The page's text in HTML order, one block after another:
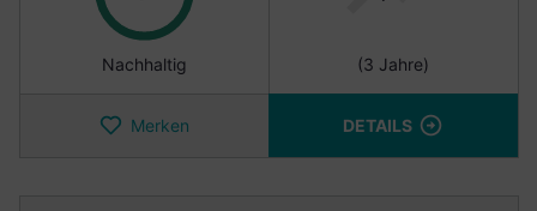
Nachhaltig (3 Jahre)
Merken DETAILS